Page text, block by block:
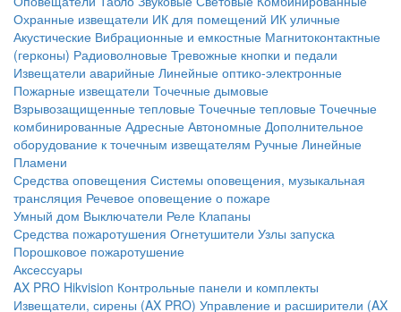
Охранные извещатели ИК для помещений ИК уличные
Акустические Вибрационные и емкостные Магнитоконтактные
(герконы) Радиоволновые Тревожные кнопки и педали
Извещатели аварийные Линейные оптико-электронные
Пожарные извещатели Точечные дымовые
Взрывозащищенные тепловые Точечные тепловые Точечные
комбинированные Адресные Автономные Дополнительное
оборудование к точечным извещателям Ручные Линейные
Пламени
Средства оповещения Системы оповещения, музыкальная
трансляция Речевое оповещение о пожаре
Умный дом Выключатели Реле Клапаны
Средства пожаротушения Огнетушители Узлы запуска
Порошковое пожаротушение
Аксессуары
AX PRO Hikvision Контрольные панели и комплекты
Извещатели, сирены (AX PRO) Управление и расширители (AX